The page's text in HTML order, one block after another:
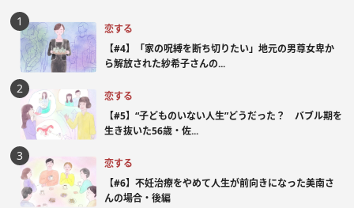
恋する
【#4】「家の呪縛を断ち切りたい」地元の男尊女卑か
ら解放された紗希子さんの...
恋する
【#5】“子どものいない人生”どうだった？ バブル期を
生き抜いた56歳・佐...
恋する
【#6】不妊治療をやめて人生が前向きになった美南さ
んの場合・後編